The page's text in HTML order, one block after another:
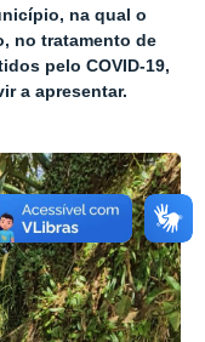
na qual o
no tratamento de
pelo COVID-19,
a apresentar.